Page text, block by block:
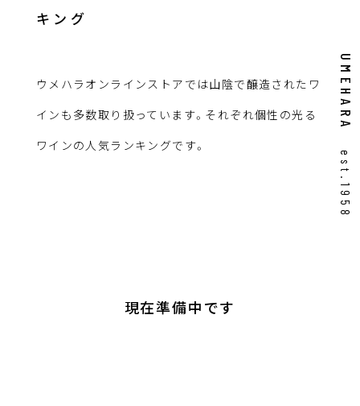
UMEHARA
est.1958
キング
ウメハラオンラインストアでは山陰で醸造されたワ
インも多数取り扱っています。それぞれ個性の光る
ワインの人気ランキングです。
現在準備中です